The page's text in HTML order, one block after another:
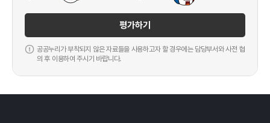
평가하기
공공누리가 부착되지 않은 자료들을 사용하고자 할 경우에는 담당부서와 사전 협
의 후 이용하여 주시기 바랍니다.